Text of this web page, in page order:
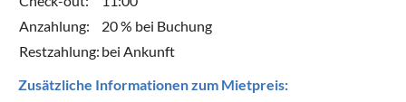
Anzahlung:
20 % bei Buchung
Restzahlung: bei Ankunft
Zusätzliche Informationen zum Mietpreis: